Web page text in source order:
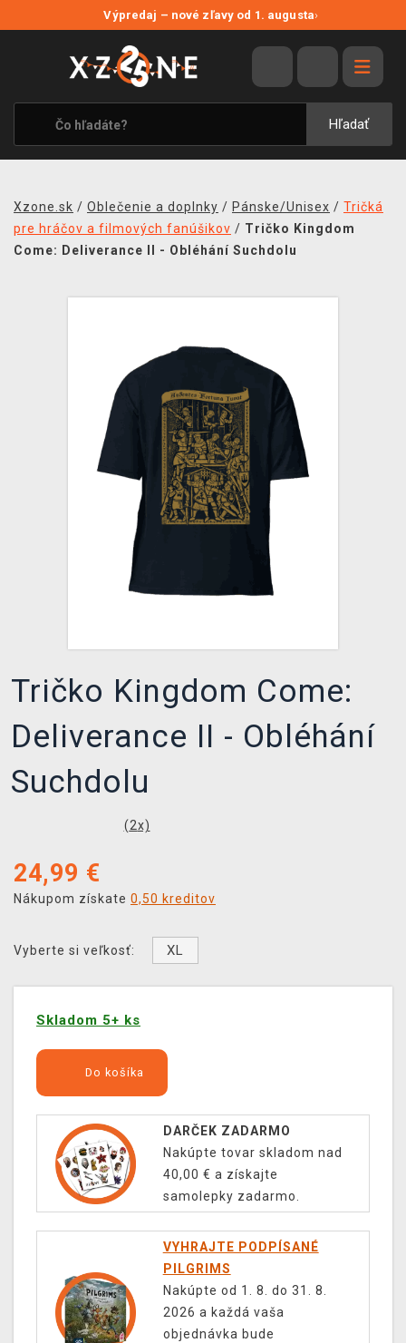
Výpredaj – nové zľavy od 1. augusta›
Hľadať
VÝPREDAJ
VIDEOHRY
XZONE ORIGINALS
TEMATIKY
MERCHANDISE
XZONE KLUB
Xzone.sk / Oblečenie a doplnky / Pánske/Unisex / Tričká
pre hráčov a filmových fanúšikov / Tričko Kingdom
Come: Deliverance II - Obléhání Suchdolu
Tričko Kingdom Come:
Deliverance II - Obléhání
Suchdolu
(2x)
24,99 €
Nákupom získate 0,50 kreditov
Vyberte si veľkosť: XL
Skladom 5+ ks
Do košíka
DARČEK ZADARMO
Nakúpte tovar skladom nad
40,00 € a získajte
samolepky zadarmo.
VYHRAJTE PODPÍSANÉ
PILGRIMS
Nakúpte od 1. 8. do 31. 8.
2026 a každá vaša
objednávka bude